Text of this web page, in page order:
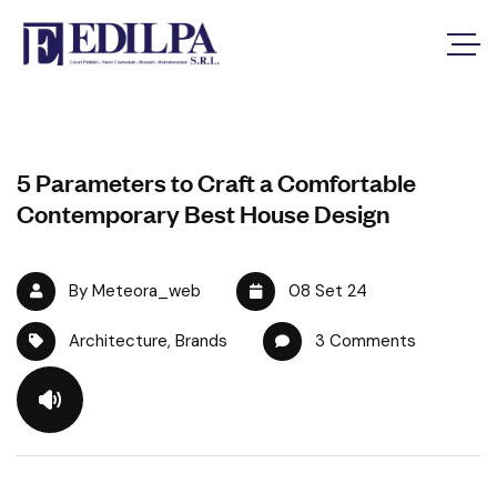
5 Parameters to Craft a Comfortable
Contemporary Best House Design
By Meteora_web 08 Set 24
Architecture, Brands 3 Comments